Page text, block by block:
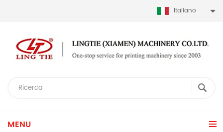
Italiano
MENU